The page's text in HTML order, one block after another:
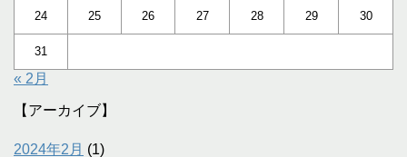
24 25 26 27 28 29 30
31
« 2月
【アーカイブ】
2024年2月 (1)